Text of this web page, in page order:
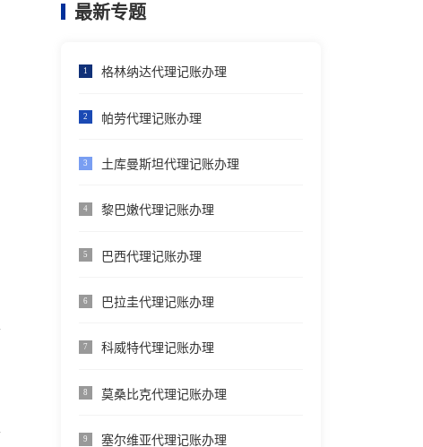
最新专题
1 格林纳达代理记账办理
2 帕劳代理记账办理
3 土库曼斯坦代理记账办理
4 黎巴嫩代理记账办理
5 巴西代理记账办理
6 巴拉圭代理记账办理
7 科威特代理记账办理
8 莫桑比克代理记账办理
9 塞尔维亚代理记账办理